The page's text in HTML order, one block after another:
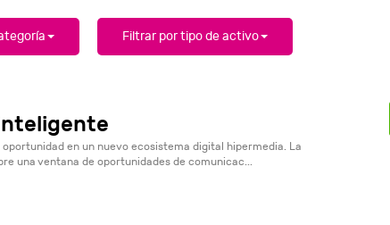
Filtrar por tipo de activo
en un nuevo ecosistema digital hipermedia. La
una ventana de oportunidades de comunicac...